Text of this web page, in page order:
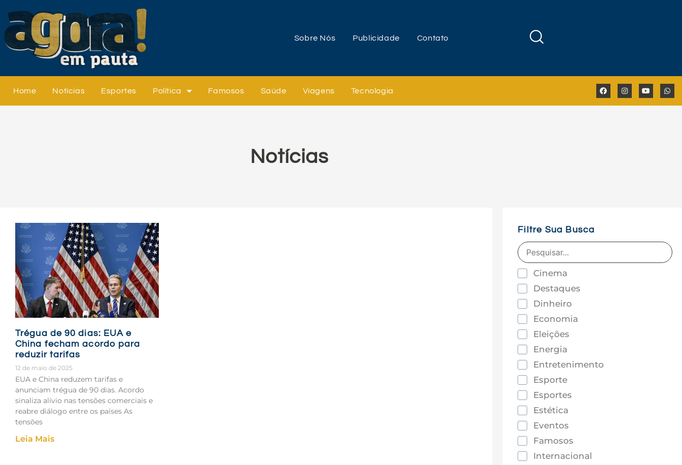
Sobre Nós Publicidade Contato
Home Notícias Esportes Política Famosos Saúde Viagens Tecnologia
Notícias
Trégua de 90 dias: EUA e
China fecham acordo para
reduzir tarifas
12 de maio de 2025
EUA e China reduzem tarifas e
anunciam trégua de 90 dias. Acordo
sinaliza alívio nas tensões comerciais e
reabre diálogo entre os países As
tensões
Leia Mais
Filtre Sua Busca
Cinema
Destaques
Dinheiro
Economia
Eleições
Energia
Entretenimento
Esporte
Esportes
Estética
Eventos
Famosos
Internacional